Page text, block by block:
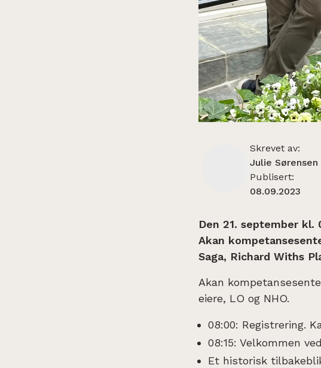
Skrevet av:
Julie
Publisert:
08.09.2023
Den 21. september kl.
Akan
Saga, Richard Withs
Akan
eiere, LO og NHO.
08:00: Registrering.
08:15: Velkommen
Et historisk